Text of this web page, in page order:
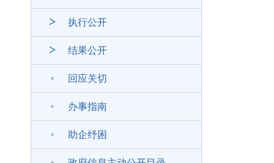
执行公开
结果公开
回应关切
办事指南
助企纾困